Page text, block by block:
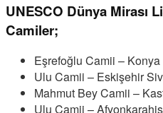
UNESCO Dünya Mirası
Camiler;
Eşrefoğlu Camii –
Ulu Camii – Eskişehir
Mahmut Bey Camii –
Ulu Camii –